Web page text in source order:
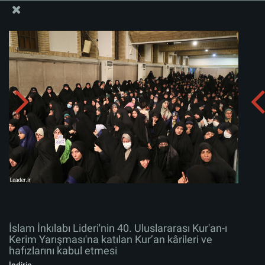
İslam İnkılabı Lideri'nin 40. Uluslararası Kur'an-ı Kerim
Yarışması'na katılan Kur’an kârileri ve hafızlarını kabul
etmesi
Albümü indirin:
İslam İnkılabı Lideri'nin 40. Uluslararası Kur'an-ı
Kerim Yarışması'na katılan Kur’an kârileri ve
hafızlarını kabul etmesi